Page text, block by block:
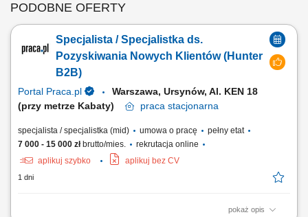
PODOBNE OFERTY
Specjalista / Specjalistka ds.
Pozyskiwania Nowych Klientów (Hunter
B2B)
Portal Praca.pl
Warszawa, Ursynów, Al. KEN 18
(przy metrze Kabaty)
praca stacjonarna
specjalista / specjalistka (mid) umowa o pracę
pełny etat
7 000 - 15 000 złbrutto/mies.
rekrutacja online
aplikuj szybko
aplikuj bez CV
1 dni
pokaż opis